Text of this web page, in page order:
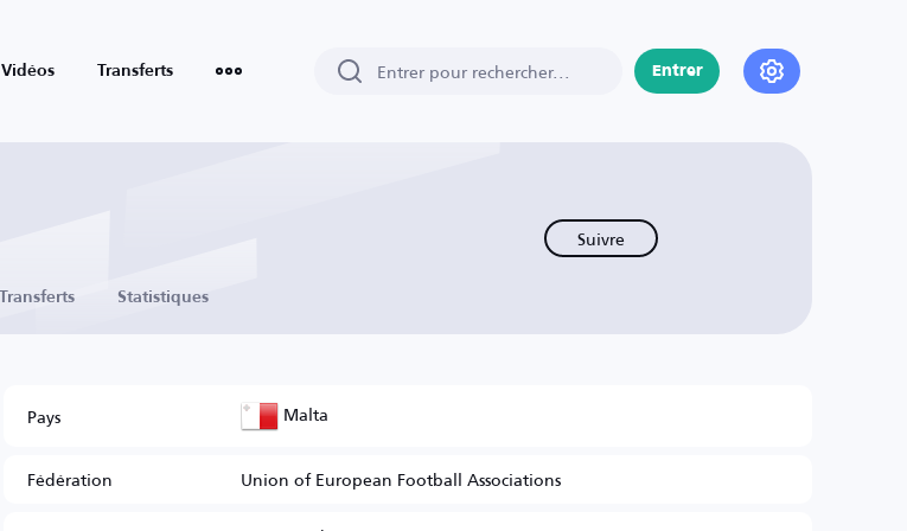
Vidéos Transferts Entrer
Suivre
Transferts Statistiques
Pays Malta
Fédération
Union of European Football Associations